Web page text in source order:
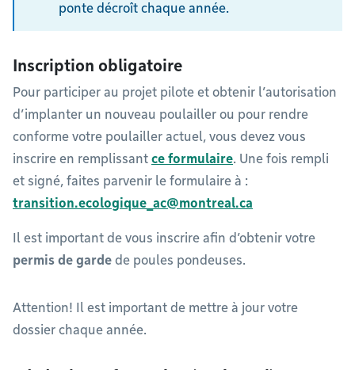
ponte décroît chaque année.
Inscription obligatoire
Pour participer au projet pilote et obtenir l’autorisation
d’implanter un nouveau poulailler ou pour rendre
conforme votre poulailler actuel, vous devez vous
inscrire en remplissant ce formulaire. Une fois rempli
et signé, faites parvenir le formulaire à :
transition.ecologique_ac@montreal.ca
Il est important de vous inscrire afin d’obtenir votre
permis de garde de poules pondeuses.
Attention! Il est important de mettre à jour votre
dossier chaque année.